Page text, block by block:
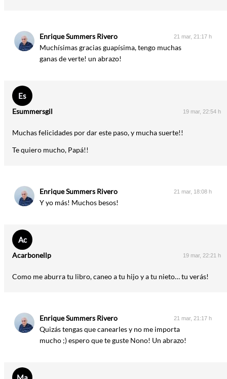
Enrique Summers Rivero 21 mar, 21:17 h
Muchísimas gracias guapísima, tengo muchas
ganas de verte! un abrazo!
Es
Esummersgil 19 mar, 22:54 h
Muchas felicidades por dar este paso, y mucha suerte!!
Te quiero mucho, Papá!!
Enrique Summers Rivero 21 mar, 18:08 h
Y yo más! Muchos besos!
Ac
Acarbonellp 19 mar, 22:21 h
Como me aburra tu libro, caneo a tu hijo y a tu nieto… tu verás!
Enrique Summers Rivero 21 mar, 21:17 h
Quizás tengas que canearles y no me importa
mucho ;) espero que te guste Nono! Un abrazo!